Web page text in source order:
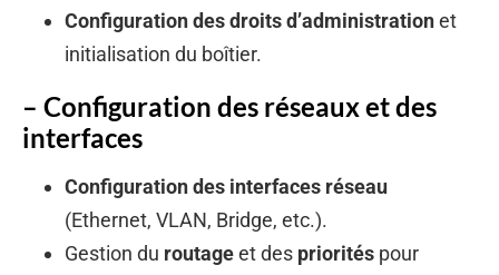
Configuration des droits d’administrationet
initialisation du boîtier.
– Configuration des réseaux et des
interfaces
Configuration des interfaces réseau
(Ethernet, VLAN, Bridge, etc.).
Gestion du routageet des priorités pour